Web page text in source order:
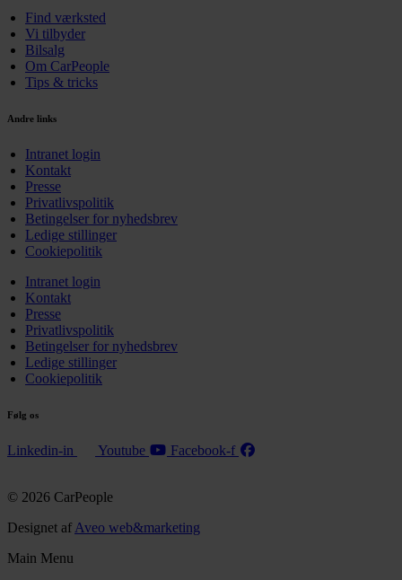
Find værksted
Vi tilbyder
Bilsalg
Om CarPeople
Tips & tricks
Andre links
Intranet login
Kontakt
Presse
Privatlivspolitik
Betingelser for nyhedsbrev
Ledige stillinger
Cookiepolitik
Intranet login
Kontakt
Presse
Privatlivspolitik
Betingelser for nyhedsbrev
Ledige stillinger
Cookiepolitik
Følg os
Linkedin-in Youtube Facebook-f
© 2026 CarPeople
Designet af Aveo web&marketing
Main Menu